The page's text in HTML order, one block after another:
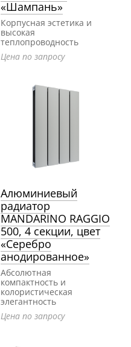
«Шампань»
Корпусная эстетика и
высокая
теплопроводность
Цена по запросу
Алюминиевый
радиатор
MANDARINO RAGGIO
500, 4 секции, цвет
«Серебро
анодированное»
Абсолютная
компактность и
колористическая
элегантность
Цена по запросу